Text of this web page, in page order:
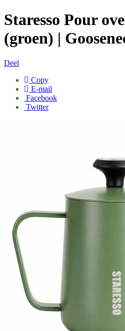
Staresso Pour
(groen) |
Deel
Copy
E-mail
Facebook
Twitter